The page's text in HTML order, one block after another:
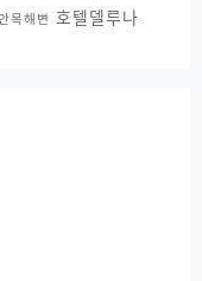
목해변 호텔델루나